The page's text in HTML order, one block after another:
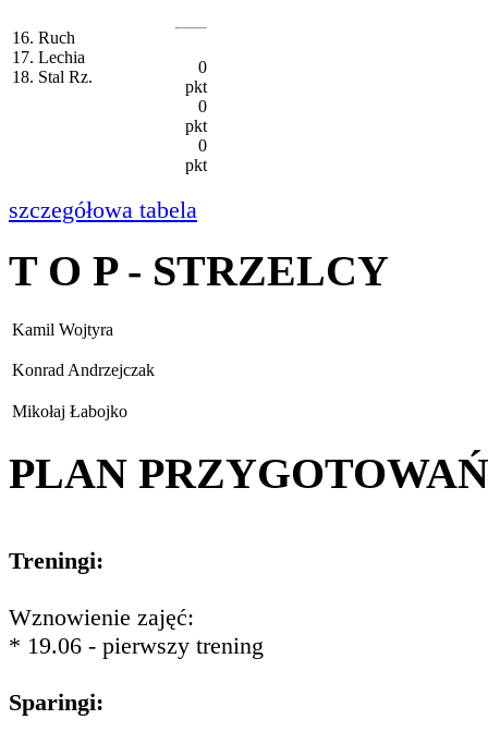
16. Ruch
17. Lechia
18. Stal Rz.
0
pkt
0
pkt
0
pkt
szczegółowa tabela
T O P - STRZELCY
Kamil Wojtyra
Konrad Andrzejczak
Mikołaj Łabojko
PLAN PRZYGOTOWAŃ
Treningi:
Wznowienie zajęć:
* 19.06 - pierwszy trening
Sparingi: